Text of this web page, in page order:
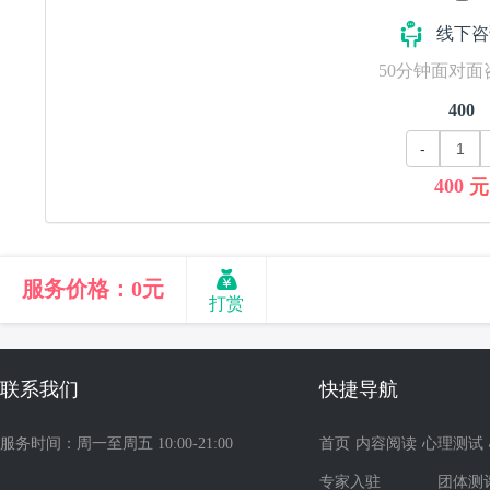
线下
50分钟面对面
400
-
400 元
服务价格： 0元
打赏
联系我们
服务时间：周一至周五 10:00-21:00
快捷导航
首页 内容阅读 心理测试
专家入驻 团体测